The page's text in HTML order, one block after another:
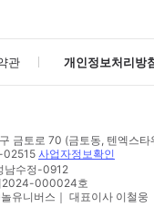
관 개인정보처리방
금토로 70 (금토동, 텐엑스타
사업자정보확인
남수정-0912
2024-000024호
유니버스｜ 대표이사 이철웅